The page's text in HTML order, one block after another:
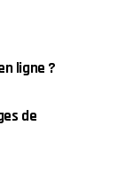
ligne ?
de